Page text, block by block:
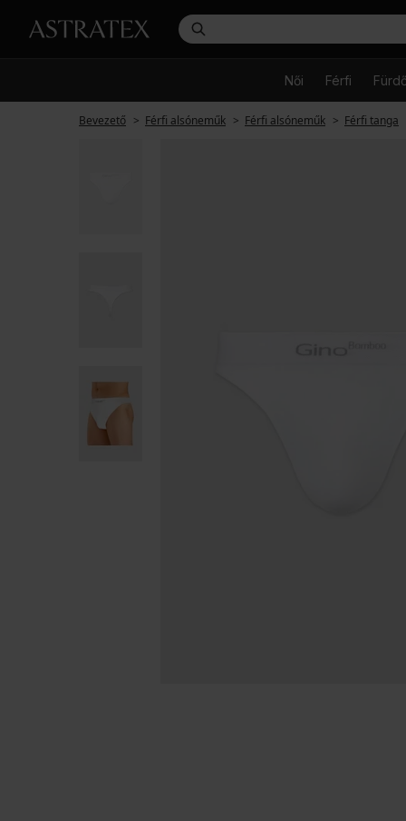
Női Férfi
Bevezető Férfi alsóneműk Férfi alsóneműk Férfi tanga